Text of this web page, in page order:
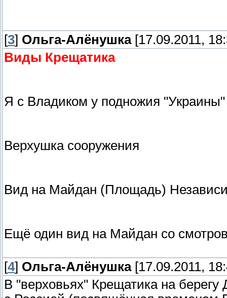
[3] Ольга-Алёнушка[17.09.2011,
Виды Крещатика
Я с Владиком у подножия "Украины"
Верхушка сооружения
Вид на Майдан (Площадь)
Ещё один вид на Майдан со
[4] Ольга-Алёнушка[17.09.2011,
В "верховьях" Крещатика на